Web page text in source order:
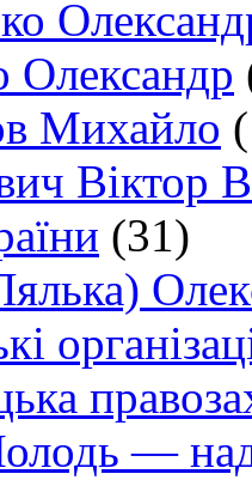
Олександр
Михайло
Віктор
(31)
—